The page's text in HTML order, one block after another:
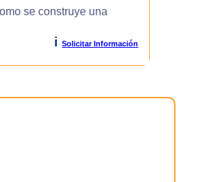
se construye una
i Solicitar Información